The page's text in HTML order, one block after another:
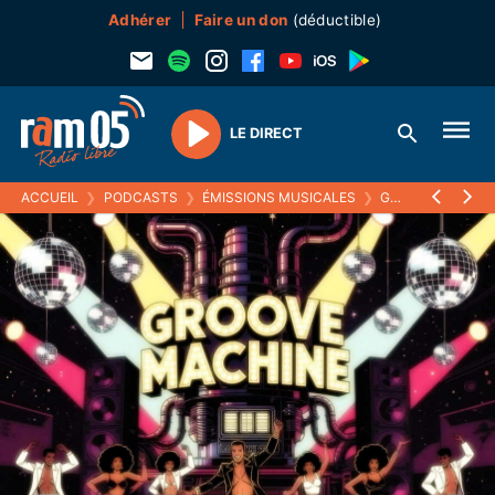
Adhérer Faire un don (déductible)
Play
LE DIRECT
ACCUEIL ❯ PODCASTS ❯ ÉMISSIONS MUSICALES ❯ GROOVE MACHINE